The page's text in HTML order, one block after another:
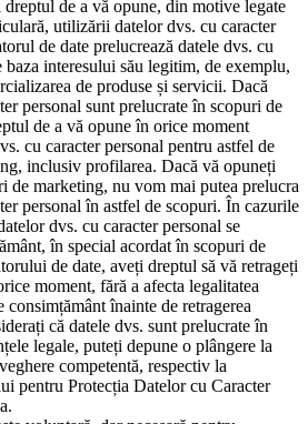
de a vă opune, din motive legate
utilizării datelor dvs. cu caracter
de date prelucrează datele dvs. cu
baza interesului său legitim, de exemplu,
de produse și servicii. Dacă
personal sunt prelucrate în scopuri de
de a vă opune în orice moment
cu caracter personal pentru astfel de
inclusiv profilarea. Dacă vă opuneți
de marketing, nu vom mai putea prelucra
personal în astfel de scopuri. În cazurile
dvs. cu caracter personal se
în special acordat în scopuri de
de date, aveți dreptul să vă retrageți
moment, fără a afecta legalitatea
consimțământ înainte de retragerea
că datele dvs. sunt prelucrate în
legale, puteți depune o plângere la
competentă, respectiv la
pentru Protecția Datelor cu Caracter